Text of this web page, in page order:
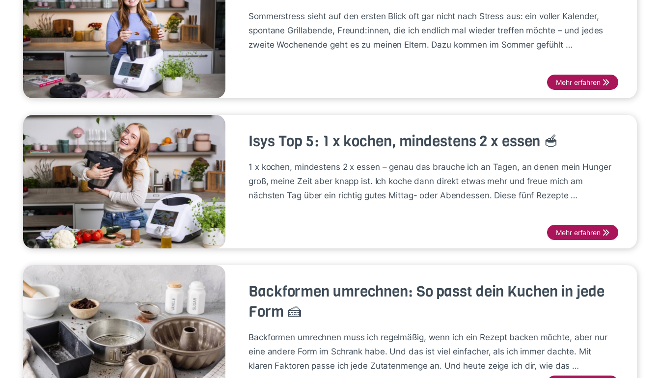
Sommerstress sieht auf den ersten Blick oft gar nicht nach Stress aus: ein voller Kalender,
spontane Grillabende, Freund:innen, die ich endlich mal wieder treffen möchte – und jedes
zweite Wochenende geht es zu meinen Eltern. Dazu kommen im Sommer gefühlt …
Mehr erfahren
Isys Top 5: 1 x kochen, mindestens 2 x essen 🥣
1 x kochen, mindestens 2 x essen – genau das brauche ich an Tagen, an denen mein Hunger
groß, meine Zeit aber knapp ist. Ich koche dann direkt etwas mehr und freue mich am
nächsten Tag über ein richtig gutes Mittag- oder Abendessen. Diese fünf Rezepte …
Mehr erfahren
Backformen umrechnen: So passt dein Kuchen in jede
Form 🍰
Backformen umrechnen muss ich regelmäßig, wenn ich ein Rezept backen möchte, aber nur
eine andere Form im Schrank habe. Und das ist viel einfacher, als ich immer dachte. Mit
klaren Faktoren passe ich jede Zutatenmenge an. Und heute zeige ich dir, wie das …